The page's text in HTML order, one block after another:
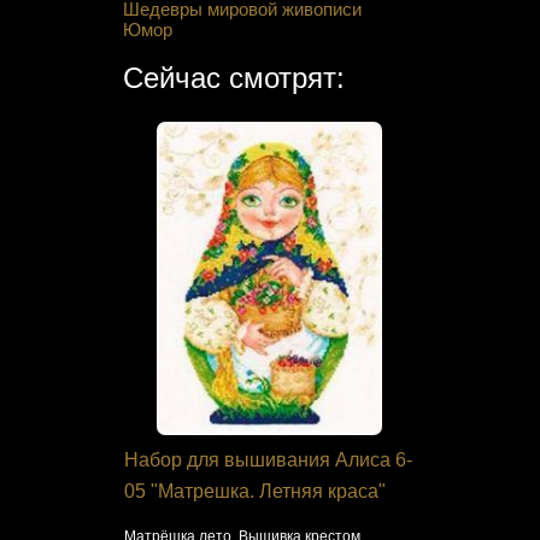
Шедевры мировой живописи
Юмор
Сейчас смотрят:
Набор для вышивания Алиса 6-
05 "Матрешка. Летняя краса"
Матрёшка лето. Вышивка крестом